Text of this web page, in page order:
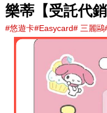
樂蒂【受託代銷
#悠遊卡#Easycard# 三麗鷗